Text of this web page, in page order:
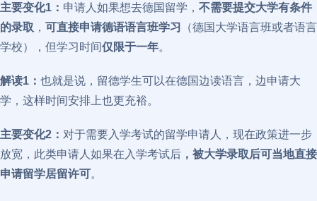
主要变化1： 申请人如果想去德国留学， 不需要提交大学有条件
的录取 ， 可直接申请德语语言班学习
（德国大学语言班或者语言
学校），但学习时间仅限于一年。
解读1： 也就是说，留德学生可以在德国边读语言，边申请大
学，这样时间安排上也更充裕。
主要变化2： 对于需要入学考试的留学申请人，现在政策进一步
放宽，此类申请人如果在入学考试后 ，被大学录取后可当地直接
申请留学居留许可。